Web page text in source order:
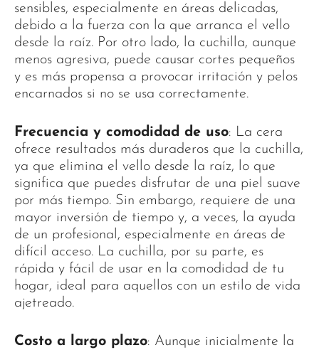
sensibles, especialmente en áreas delicadas,
debido a la fuerza con la que arranca el vello
desde la raíz. Por otro lado, la cuchilla, aunque
menos agresiva, puede causar cortes pequeños
y es más propensa a provocar irritación y pelos
encarnados si no se usa correctamente.
Frecuencia y comodidad de uso: La cera
ofrece resultados más duraderos que la cuchilla,
ya que elimina el vello desde la raíz, lo que
significa que puedes disfrutar de una piel suave
por más tiempo. Sin embargo, requiere de una
mayor inversión de tiempo y, a veces, la ayuda
de un profesional, especialmente en áreas de
difícil acceso. La cuchilla, por su parte, es
rápida y fácil de usar en la comodidad de tu
hogar, ideal para aquellos con un estilo de vida
ajetreado.
Costo a largo plazo: Aunque inicialmente la